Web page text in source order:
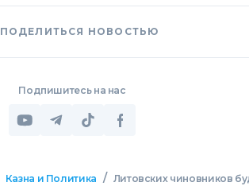
ПОДЕЛИТЬСЯ НОВОСТЬЮ
Подпишитесь на нас
Казна и Политика / Литовских чиновников